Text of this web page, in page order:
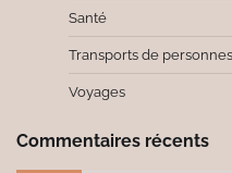
Santé
Transports de personnes
Voyages
Commentaires récents